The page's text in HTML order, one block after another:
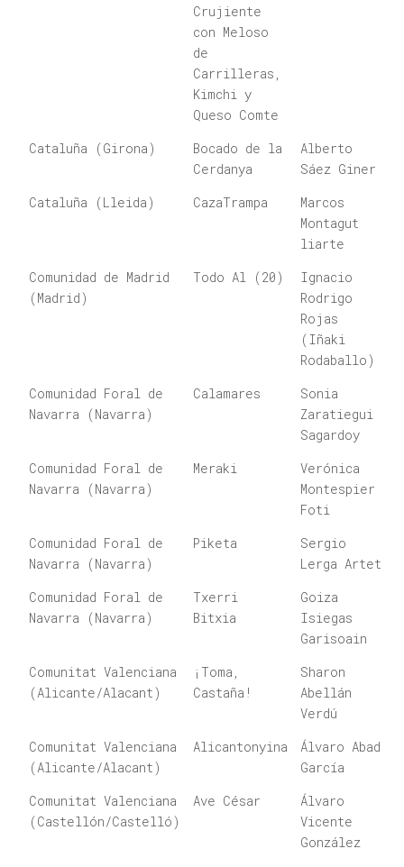
Crujiente
con Meloso
de
Carrilleras,
Kimchi y
Queso Comte
Cataluña (Girona)
Bocado de la
Cerdanya
Alberto
Sáez Giner
Cataluña (Lleida) CazaTrampa
Marcos
Montagut
liarte
Comunidad de Madrid
(Madrid)
Todo Al (20)
Ignacio
Rodrigo
Rojas
(Iñaki
Rodaballo)
Comunidad Foral de
Navarra (Navarra)
Calamares
Sonia
Zaratiegui
Sagardoy
Comunidad Foral de
Navarra (Navarra)
Meraki
Verónica
Montespier
Foti
Comunidad Foral de
Navarra (Navarra)
Piketa
Sergio
Lerga Arteta
Comunidad Foral de
Navarra (Navarra)
Txerri
Bitxia
Goiza
Isiegas
Garisoain
Comunitat Valenciana
(Alicante/Alacant)
¡Toma,
Castaña!
Sharon
Abellán
Verdú
Comunitat Valenciana
(Alicante/Alacant)
Alicantonyina
Álvaro Abad
García
Comunitat Valenciana
(Castellón/Castelló)
Ave César
Álvaro
Vicente
González